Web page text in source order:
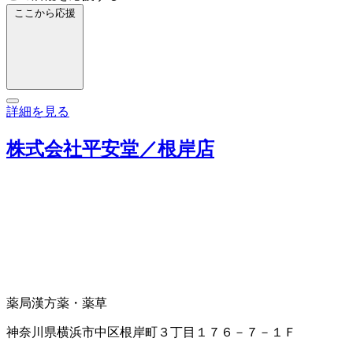
ここから応援
詳細を見る
株式会社平安堂／根岸店
薬局漢方薬・薬草
神奈川県横浜市中区根岸町３丁目１７６－７－１Ｆ